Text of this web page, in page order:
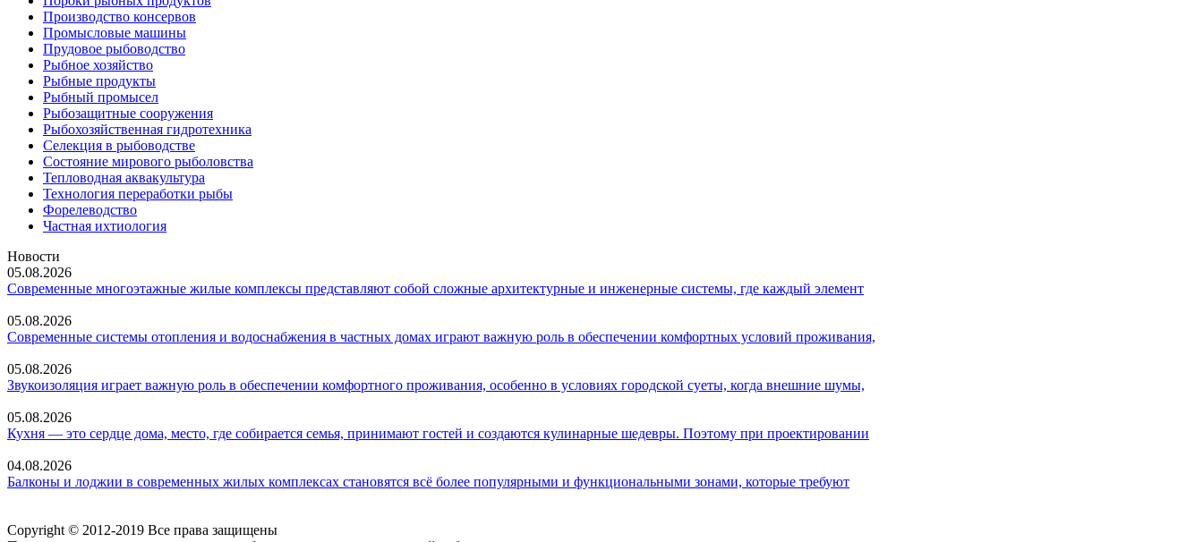
Производство консервов
Промысловые машины
Прудовое рыбоводство
Рыбное хозяйство
Рыбные продукты
Рыбный промысел
Рыбозащитные сооружения
Рыбохозяйственная гидротехника
Селекция в рыбоводстве
Состояние мирового рыболовства
Тепловодная аквакультура
Технология переработки рыбы
Форелеводство
Частная ихтиология
Новости
05.08.2026
Современные многоэтажные жилые комплексы представляют собой сложные архитектурные и инженерные системы, где каждый элемент
05.08.2026
Современные системы отопления и водоснабжения в частных домах играют важную роль в обеспечении комфортных условий проживания,
05.08.2026
Звукоизоляция играет важную роль в обеспечении комфортного проживания, особенно в условиях городской суеты, когда внешние шумы,
05.08.2026
Кухня — это сердце дома, место, где собирается семья, принимают гостей и создаются кулинарные шедевры. Поэтому при проектировании
04.08.2026
Балконы и лоджии в современных жилых комплексах становятся всё более популярными и функциональными зонами, которые требуют
Copyright © 2012-2019 Все права защищены